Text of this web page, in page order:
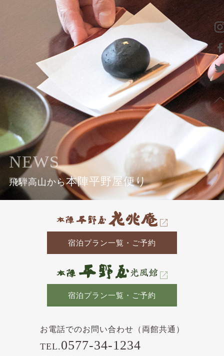
NEWS
飛騨高山から本陣平野屋便り
宿泊プラン一覧・ご予約
宿泊プラン一覧・ご予約
お電話でのお問い合わせ（両館共通）
TEL.0577-34-1234